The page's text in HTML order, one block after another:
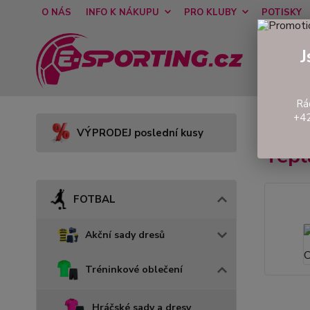
O NÁS INFO K NÁKUPU PRO KLUBY POTISKY
VÝPRODEJ poslední kusy
FOTBAL
Akční sady dresů
Tréninkové oblečení